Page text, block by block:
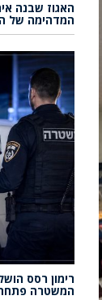
האגוז שבנה
המדהימה של
רימון רסס
המשטרה